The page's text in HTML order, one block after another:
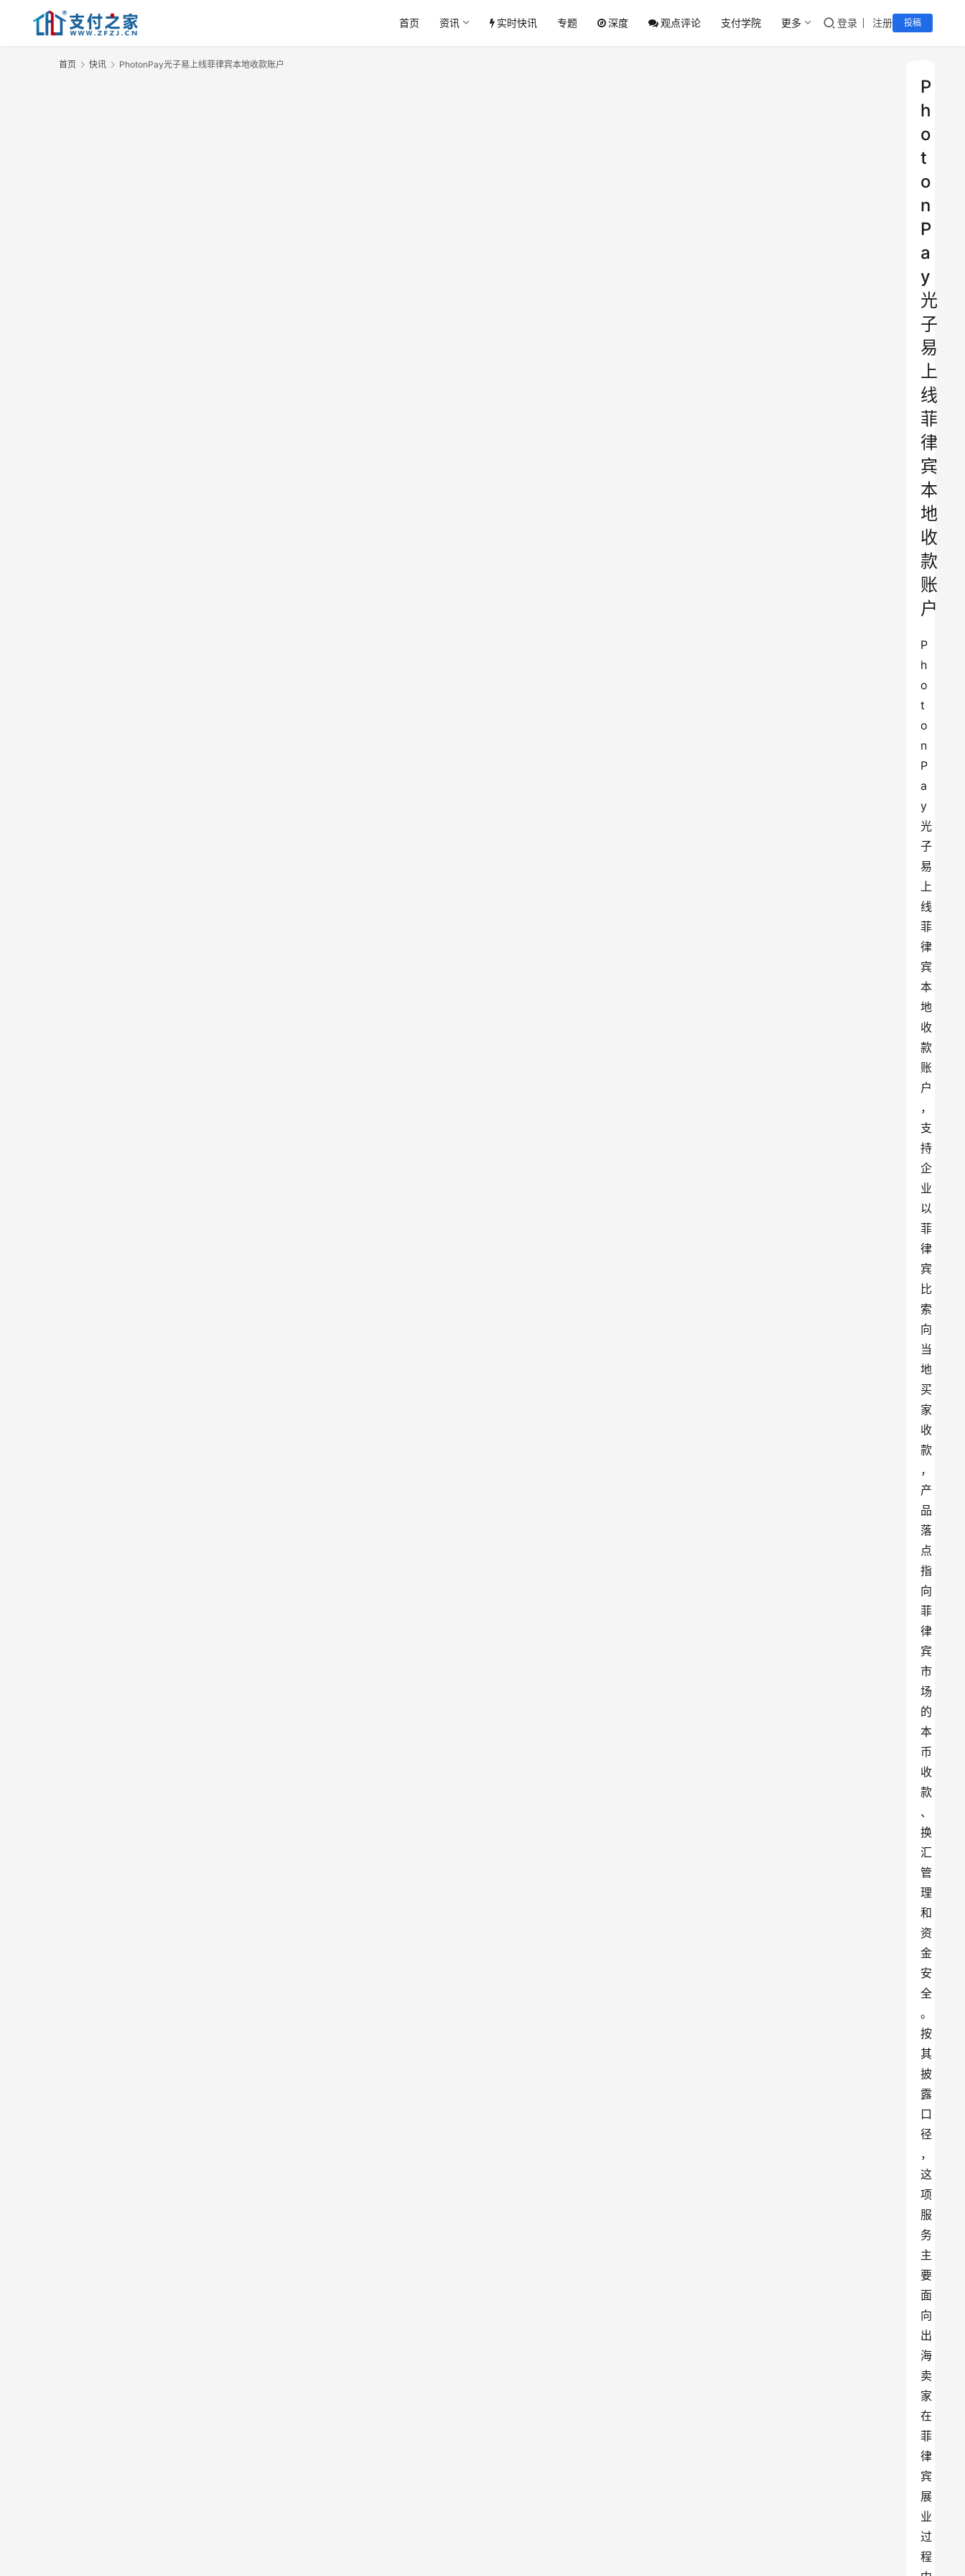
首页 资讯 实时快讯 专题 深度 观点评论 支付学院 更多 登录 注册 投稿
首页 快讯 PhotonPay光子易上线菲律宾本地收款账户
P
h
o
t
o
n
P
a
y
光
子
易
上
线
菲
律
宾
本
地
收
款
账
户
P
h
o
t
o
n
P
a
y
光
子
易
上
线
菲
律
宾
本
地
收
款
账
户
，
支
持
企
业
以
菲
律
宾
比
索
向
当
地
买
家
收
款
，
产
品
落
点
指
向
菲
律
宾
市
场
的
本
币
收
款
、
换
汇
管
理
和
资
金
安
全
。
按
其
披
露
口
径
，
这
项
服
务
主
要
面
向
出
海
卖
家
在
菲
律
宾
展
业
过
程